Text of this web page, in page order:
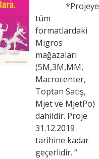
*Projeye
tüm
formatlardaki
Migros
mağazaları
(5M,3M,MM,
Macrocenter,
Toptan Satış,
Mjet ve MjetPo)
dahildir. Proje
31.12.2019
tarihine kadar
geçerlidir. “